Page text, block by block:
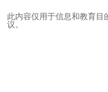
此内容仅用于信息和教育目
议。